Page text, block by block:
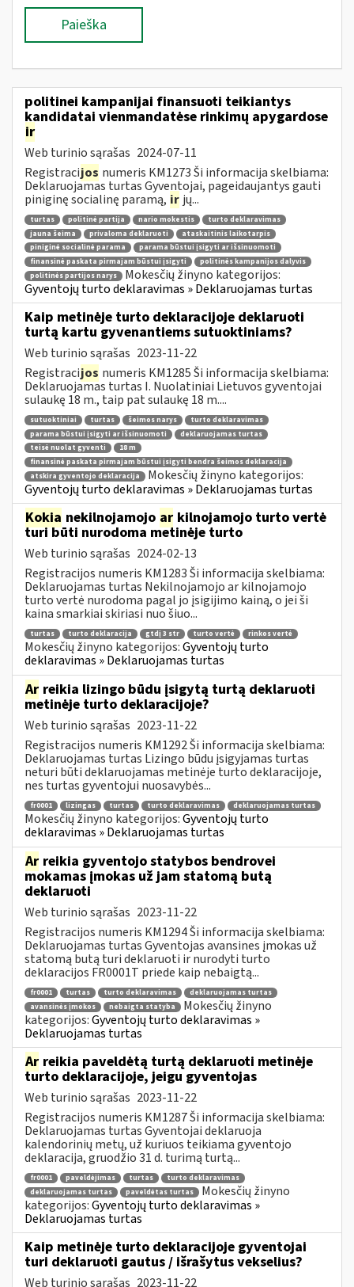
Paieška
politinei kampanijai finansuoti teikiantys
kandidatai vienmandatėse rinkimų apygardose
ir
Web turinio sąrašas 2024-07-11
Registracijos numeris KM1273 Ši informacija skelbiama:
Deklaruojamas turtas Gyventojai, pageidaujantys gauti
piniginę socialinę paramą, ir jų...
turtas politinė partija nario mokestis
turto deklaravimas
jauna šeima
privaloma deklaruoti
ataskaitinis laikotarpis
piniginė socialinė parama
parama būstui įsigyti ar išsinuomoti
finansinė paskata pirmajam būstui įsigyti
politinės kampanijos dalyvis
politinės partijos narys
Mokesčių žinyno kategorijos:
Gyventojų turto deklaravimas » Deklaruojamas turtas
Kaip metinėje turto deklaracijoje deklaruoti
turtą kartu gyvenantiems sutuoktiniams?
Web turinio sąrašas 2023-11-22
Registracijos numeris KM1285 Ši informacija skelbiama:
Deklaruojamas turtas I. Nuolatiniai Lietuvos gyventojai
sulaukę 18 m., taip pat sulaukę 18 m....
sutuoktiniai turtas šeimos narys
turto deklaravimas
parama būstui įsigyti ar išsinuomoti
deklaruojamas turtas
teisė nuolat gyventi
18 m
finansinė paskata pirmajam būstui įsigyti bendra šeimos deklaracija
atskira gyventojo deklaracija
Mokesčių žinyno kategorijos:
Gyventojų turto deklaravimas » Deklaruojamas turtas
Kokia nekilnojamojo ar kilnojamojo turto vertė
turi būti nurodoma metinėje turto
Web turinio sąrašas 2024-02-13
Registracijos numeris KM1283 Ši informacija skelbiama:
Deklaruojamas turtas Nekilnojamojo ar kilnojamojo
turto vertė nurodoma pagal jo įsigijimo kainą, o jei ši
kaina smarkiai skiriasi nuo šiuo...
turtas turto deklaracija gtdį 3 str turto vertė rinkos vertė
Mokesčių žinyno kategorijos:Gyventojų turto
deklaravimas » Deklaruojamas turtas
Ar reikia lizingo būdu įsigytą turtą deklaruoti
metinėje turto deklaracijoje?
Web turinio sąrašas 2023-11-22
Registracijos numeris KM1292 Ši informacija skelbiama:
Deklaruojamas turtas Lizingo būdu įsigyjamas turtas
neturi būti deklaruojamas metinėje turto deklaracijoje,
nes turtas gyventojui nuosavybės...
fr0001 lizingas turtas turto deklaravimas deklaruojamas turtas
Mokesčių žinyno kategorijos:Gyventojų turto
deklaravimas » Deklaruojamas turtas
Ar reikia gyventojo statybos bendrovei
mokamas įmokas už jam statomą butą
deklaruoti
Web turinio sąrašas 2023-11-22
Registracijos numeris KM1294 Ši informacija skelbiama:
Deklaruojamas turtas Gyventojas avansines įmokas už
statomą butą turi deklaruoti ir nurodyti turto
deklaracijos FR0001T priede kaip nebaigtą...
fr0001 turtas turto deklaravimas
deklaruojamas turtas
avansinės įmokos
nebaigta statyba
Mokesčių žinyno
kategorijos:Gyventojų turto deklaravimas »
Deklaruojamas turtas
Ar reikia paveldėtą turtą deklaruoti metinėje
turto deklaracijoje, jeigu gyventojas
Web turinio sąrašas 2023-11-22
Registracijos numeris KM1287 Ši informacija skelbiama:
Deklaruojamas turtas Gyventojai deklaruoja
kalendorinių metų, už kuriuos teikiama gyventojo
deklaracija, gruodžio 31 d. turimą turtą...
fr0001 paveldėjimas turtas
turto deklaravimas
deklaruojamas turtas
paveldėtas turtas
Mokesčių žinyno
kategorijos:Gyventojų turto deklaravimas »
Deklaruojamas turtas
Kaip metinėje turto deklaracijoje gyventojai
turi deklaruoti gautus / išrašytus vekselius?
Web turinio sąrašas 2023-11-22